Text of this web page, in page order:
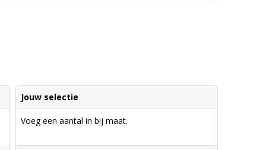
Jouw selectie
Voeg een aantal in bij maat.